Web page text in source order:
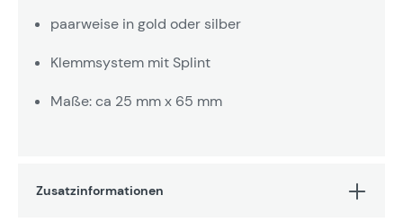
paarweise in gold oder silber
Klemmsystem mit Splint
Maße: ca 25 mm x 65 mm
Zusatzinformationen